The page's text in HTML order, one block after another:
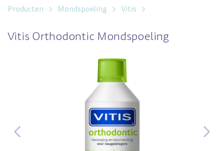
Producten Mondspoeling Vitis
Vitis Orthodontic Mondspoeling